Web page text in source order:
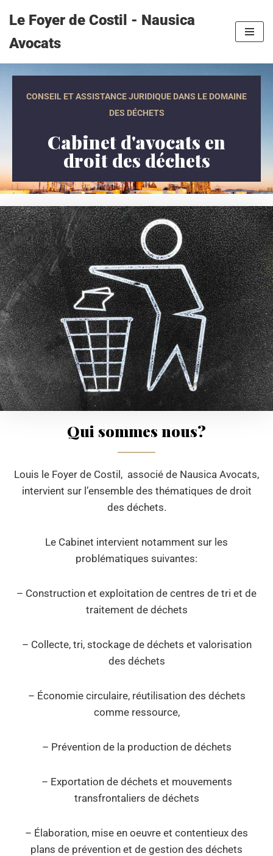
au
contenu
Le Foyer de Costil - Nausica
Avocats
CONSEIL ET ASSISTANCE JURIDIQUE DANS LE DOMAINE
DES DÉCHETS
Cabinet d'avocats en
droit des déchets
Qui sommes nous?
Louis le Foyer de Costil, associé de Nausica Avocats,
intervient sur l’ensemble des thématiques de droit
des déchets.
Le Cabinet intervient notamment sur les
problématiques suivantes:
– Construction et exploitation de centres de tri et de
traitement de déchets
– Collecte, tri, stockage de déchets et valorisation
des déchets
– Économie circulaire, réutilisation des déchets
comme ressource,
– Prévention de la production de déchets
– Exportation de déchets et mouvements
transfrontaliers de déchets
– Élaboration, mise en oeuvre et contentieux des
plans de prévention et de gestion des déchets